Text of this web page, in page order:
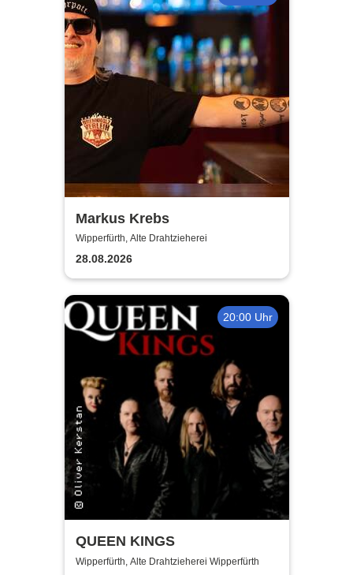
Markus Krebs
Wipperfürth, Alte Drahtzieherei
28.08.2026
20:00 Uhr
QUEEN KINGS
Wipperfürth, Alte Drahtzieherei Wipperfürth